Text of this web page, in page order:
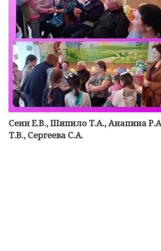
Сенн Е.В., Шипило Т.А., Анапина
Т.В., Сергеева С.А.